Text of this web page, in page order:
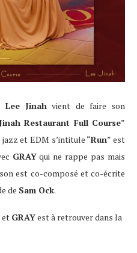
Lee Jinah vient de faire son
Jinah Restaurant Full Course”
et EDM s’intitule “Run” est
GRAYqui ne rappe pas mais
est co-composé et co-écrite
de Sam Ock.
et GRAYest à retrouver dans la